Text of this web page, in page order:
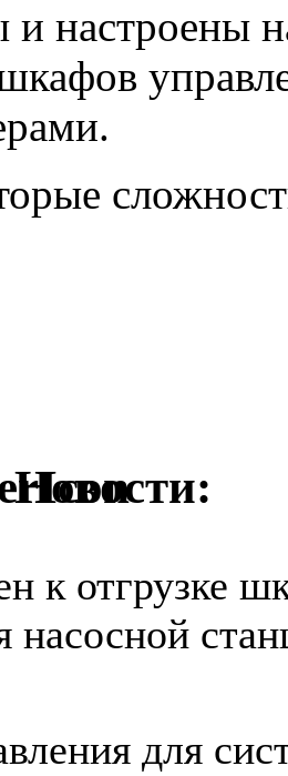
настроены
Новости:
к отгрузке
насосной
для